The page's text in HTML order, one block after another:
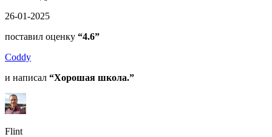
26-01-2025
поставил оценку “4.6”
Coddy
и написал “Хорошая школа.”
Flint